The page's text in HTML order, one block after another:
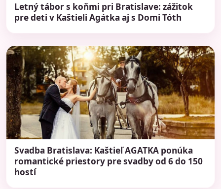
Letný tábor s koňmi pri Bratislave: zážitok
pre deti v Kaštieli Agátka aj s Domi Tóth
Svadba Bratislava: Kaštieľ AGATKA ponúka
romantické priestory pre svadby od 6 do 150
hostí